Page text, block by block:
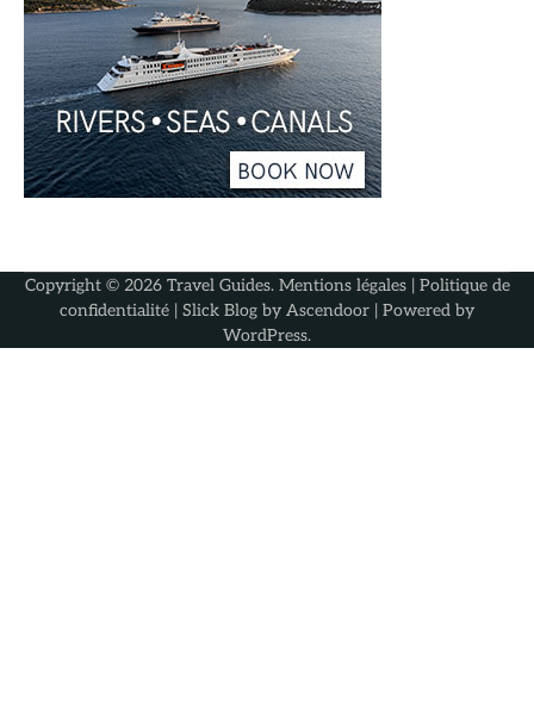
Copyright © 2026 Travel Guides. Mentions légales| Politique de
confidentialité | Slick Blog by Ascendoor | Powered by
WordPress.